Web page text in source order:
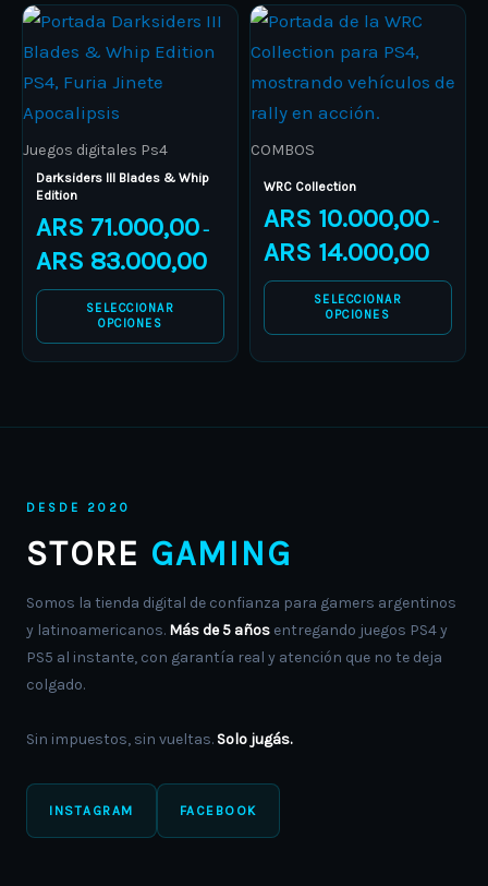
Juegos digitales Ps4
Darksiders III Blades & Whip
Edition
ARS 71.000,00 –
ARS 83.000,00
Price
range:
ARS 71.000,00
ARS 83.000,00
SELECCIONAR
OPCIONES
This
product
has
multiple
variants.
The
options
may
be
chosen
the
COMBOS
WRC Collection
ARS 10.000,00 –
ARS 14.000,00
ARS
SELECCIONAR
OPCIONES
This
product
has
multiple
variants.
may
be
chosen
on
the
DESDE 2020
STORE GAMING
Somos la tienda digital de confianza para gamers argentinos
y latinoamericanos. Más de 5 años entregando juegos PS4 y
PS5 al instante, con garantía real y atención que no te deja
colgado.
Sin impuestos, sin vueltas. Solo jugás.
INSTAGRAM FACEBOOK